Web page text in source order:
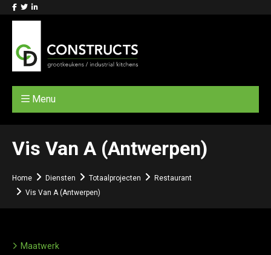
Menu
Vis Van A (Antwerpen)
Home Diensten Totaalprojecten
Restaurant
Vis Van A (Antwerpen)
Maatwerk